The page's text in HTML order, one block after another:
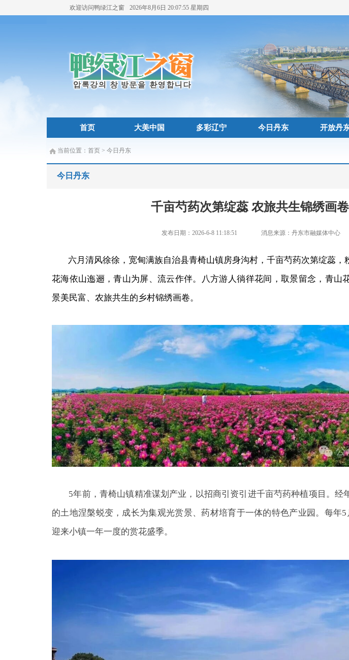
欢迎访问鸭绿江之窗 2026年8月6日 20:07:57 星期四
首页 大美中国 多彩辽宁 今日丹东 开放丹
当前位置： 首页 > 今日丹东
今日丹东
千亩芍药次第绽蕊 农旅共生锦绣画卷
发布日期：2026-6-8 11:18:51 消息来源：丹东市融媒体中心
六月清风徐徐， 宽甸满族自治县青椅山镇房身沟村，千亩芍药次第绽蕊，
花海依山迤逦，青山为屏、流云作伴。八方游人徜徉花间，取景留念，青山
景美民富、农旅共生的乡村锦绣画卷。
5年前，青椅山镇精准谋划产业，以招商引资引进千亩芍药种植项目。经
的土地涅槃蜕变，成长为集观光赏景、药材培育于一体的特色产业园。 每年5
迎来小镇一年一度的赏花盛季。